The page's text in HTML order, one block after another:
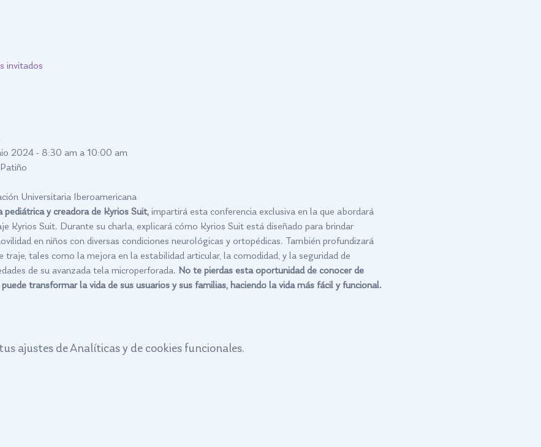
invitados
2024 - 8:30 am a 10:00 am
Universitaria Iberoamericana
y creadora de Kyrios Suit, impartirá esta conferencia exclusiva en la que abordará
Kyrios Suit. Durante su charla, explicará cómo Kyrios Suit está diseñado para brindar
en niños con diversas condiciones neurológicas y ortopédicas. También profundizará
traje, tales como la mejora en la estabilidad articular, la comodidad, y la seguridad de
de su avanzada tela microperforada. No te pierdas esta oportunidad de conocer de
transformar la vida de sus usuarios y sus familias, haciendo la vida más fácil y funcional.
ajustes de Analíticas y de cookies funcionales.